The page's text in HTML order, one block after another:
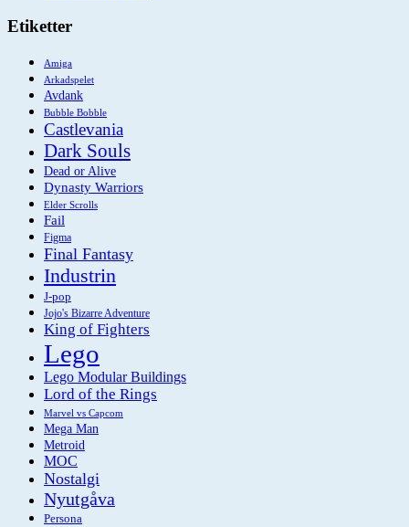
Etiketter
Amiga
Arkadspelet
Avdank
Bubble Bobble
Castlevania
Dark Souls
Dead or Alive
Dynasty Warriors
Elder Scrolls
Fail
Figma
Final Fantasy
Industrin
J-pop
Jojo's Bizarre Adventure
King of Fighters
Lego
Lego Modular Buildings
Lord of the Rings
Marvel vs Capcom
Mega Man
Metroid
MOC
Nostalgi
Nyutgåva
Persona